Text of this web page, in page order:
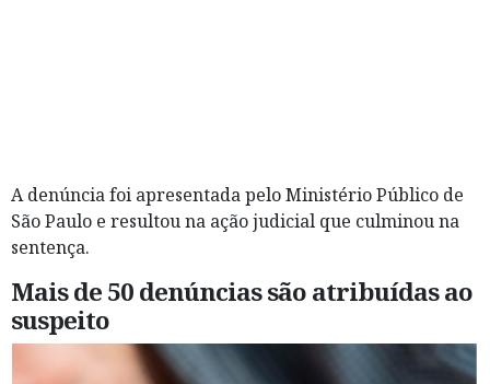
A denúncia foi apresentada pelo Ministério Público de
São Paulo e resultou na ação judicial que culminou na
sentença.
Mais de 50 denúncias são atribuídas ao
suspeito